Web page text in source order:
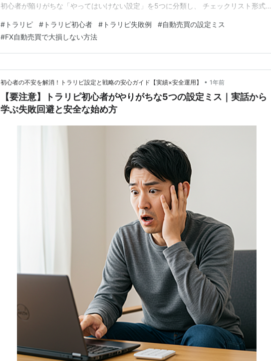
初心者が陥りがちな「やってはいけない設定」を5つに分類し、 チェックリスト形式で
心者がハマりやすい「失敗設定」の具体例 資金管理・トラップ幅・通貨ペア選定など5
つのNGパターン 自分の設定を見直すためのチェ…
# トラリピ # トラリピ初心者 # トラリピ失敗例 #自動売買の設定ミス
#FX自動売買で大損しない方法
初心者の不安を解消！トラリピ設定と戦略の安心ガイド【実績×安全運用】 • 1年前
【要注意】トラリピ初心者がやりがちな5つの設定ミス｜実話から
学ぶ失敗回避と安全な始め方